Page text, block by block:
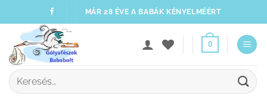
to
content
MÁR 28 ÉVE A BABÁK KÉNYELMÉÉRT
0
Keresés
a